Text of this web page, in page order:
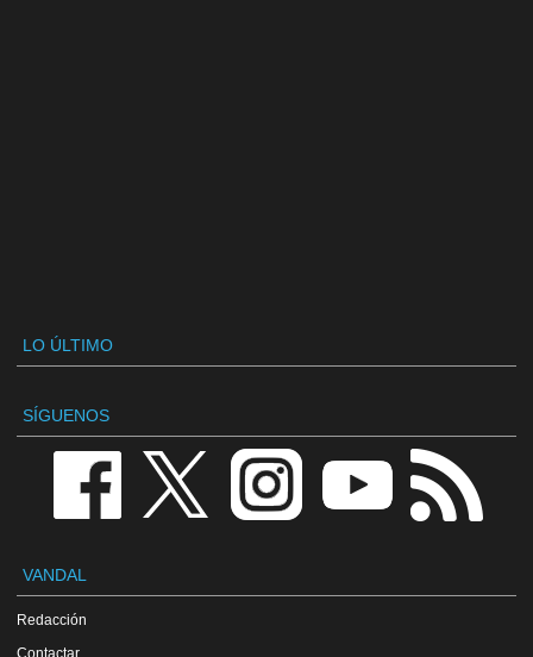
LO ÚLTIMO
SÍGUENOS
VANDAL
Redacción
Contactar